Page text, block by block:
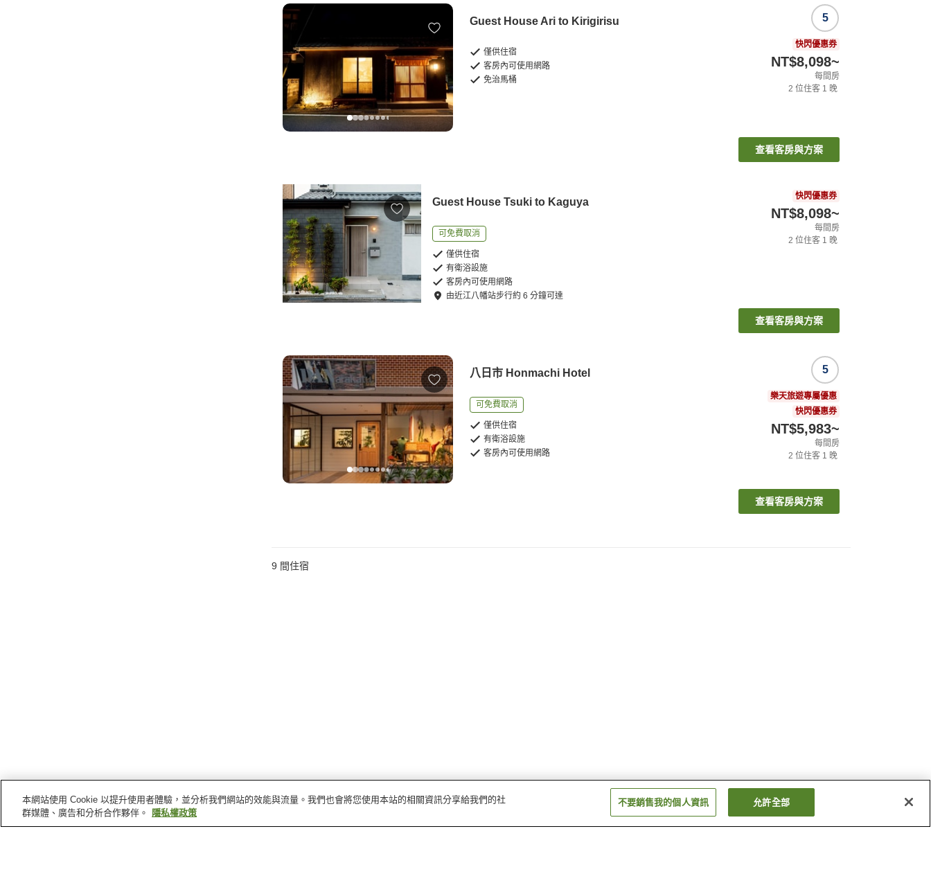
Guest House Ari to Kirigirisu
僅供住宿
客房內可使用網路
免治馬桶
5
快閃優惠券
NT$8,098~
每間房
2 位住客 1 晚
查看客房與方案
Guest House Tsuki to Kaguya
可免費取消
僅供住宿
有衛浴設施
客房內可使用網路
由近江八幡站步行約6 分鐘可達
快閃優惠券
NT$8,098~
每間房
2 位住客 1 晚
查看客房與方案
八日市 Honmachi Hotel
可免費取消
僅供住宿
有衛浴設施
客房內可使用網路
5
樂天旅遊專屬優惠
快閃優惠券
NT$5,983~
每間房
2 位住客 1 晚
查看客房與方案
9 間住宿
本網站使用 Cookie 以提升使用者體驗，並分析我們網站的效能與流量。我們也會將您使用本站的相關資訊分享給我們的社
群媒體、廣告和分析合作夥伴。
隱私權政策
不要銷售我的個人資訊 允許全部